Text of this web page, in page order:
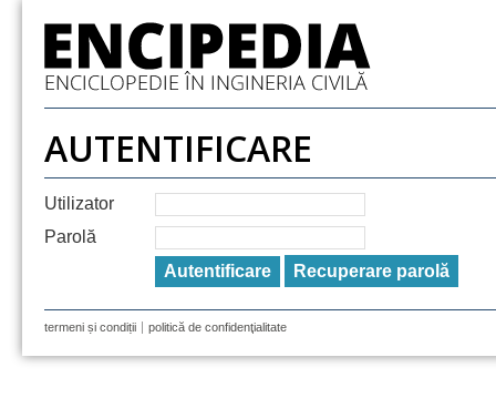
AUTENTIFICARE
Utilizator
Parolă
Recuperare parolă
termeni și condiții politică de confidenţialitate